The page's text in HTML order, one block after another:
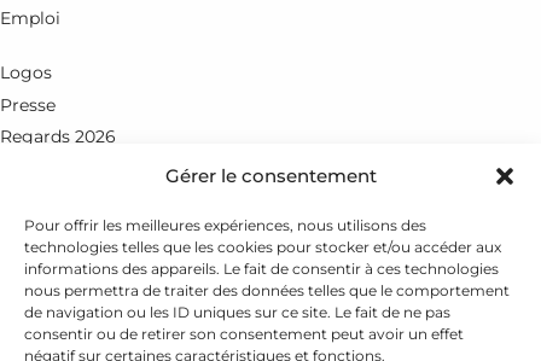
Gérer le consentement
Pour offrir les meilleures expériences, nous utilisons des
technologies telles que les cookies pour stocker et/ou accéder aux
informations des appareils. Le fait de consentir à ces technologies
nous permettra de traiter des données telles que le comportement
de navigation ou les ID uniques sur ce site. Le fait de ne pas
consentir ou de retirer son consentement peut avoir un effet
négatif sur certaines caractéristiques et fonctions.
Emploi
Logos
Presse
Regards 2026
Rue du Petit-Chêne 18
+41 21 351 25 55
fondation@leenaards.ch